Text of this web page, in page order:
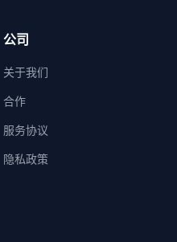
公司
关于我们
合作
服务协议
隐私政策